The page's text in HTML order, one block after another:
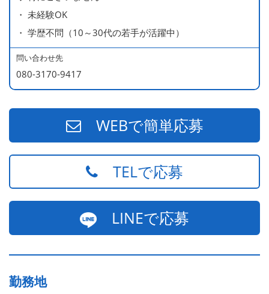
・ 未経験OK
・ 学歴不問（10～30代の若手が活躍中）
問い合わせ先
080-3170-9417
WEBで簡単応募
TELで応募
LINEで応募
勤務地